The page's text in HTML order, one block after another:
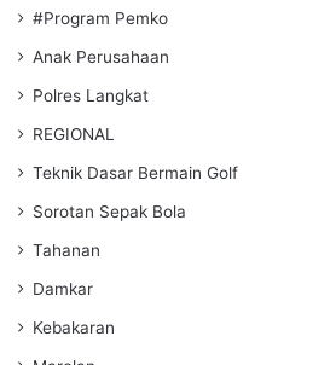
#Program Pemko
Anak Perusahaan
Polres Langkat
REGIONAL
Teknik Dasar Bermain Golf
Sorotan Sepak Bola
Tahanan
Damkar
Kebakaran